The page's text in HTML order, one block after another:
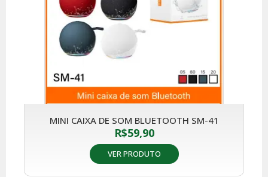
MINI CAIXA DE SOM BLUETOOTH SM-41
R$59,90
VER PRODUTO